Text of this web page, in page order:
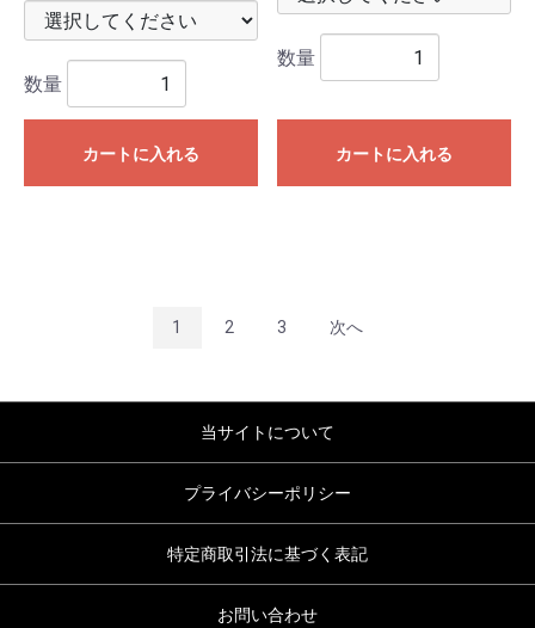
数量
カートに入れる
数量
カートに入れる
1 2 3 次へ
当サイトについて
プライバシーポリシー
特定商取引法に基づく表記
お問い合わせ